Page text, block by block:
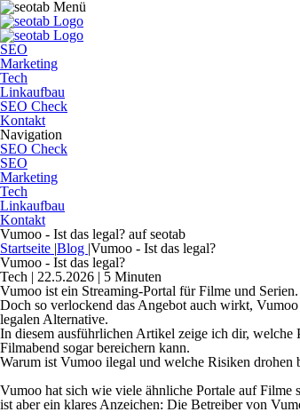
SEO
Marketing
Tech
Linkaufbau
SEO Check
Kontakt
Navigation
SEO Check
SEO
Marketing
Tech
Linkaufbau
Kontakt
Vumoo - Ist das legal? auf seotab
Startseite |Blog |Vumoo - Ist das legal?
Vumoo - Ist das legal?
Tech | 22.5.2026 | 5 Minuten
Vumoo ist ein Streaming-Portal für Filme und
Doch so verlockend das Angebot auch wirkt,
legalen Alternative.
In diesem ausführlichen Artikel zeige ich dir,
Filmabend sogar bereichern kann.
Warum ist Vumoo ilegal und welche Risiken drohen
Vumoo hat sich wie viele ähnliche Portale auf
ist aber ein klares Anzeichen: Die Betreiber von